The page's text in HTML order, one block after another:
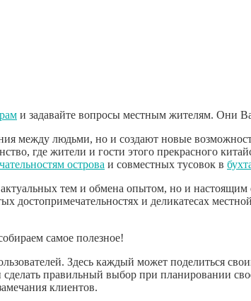
и задавайте вопросы местным жителям. Они
между людьми, но и создают новые
где жители и гости этого прекрасного
острова и совместных тусовок в
тем и обмена опытом, но и
достопримечательностях и деликатесах
самое полезное!
Здесь каждый может поделиться
правильный выбор при планировании
клиентов.